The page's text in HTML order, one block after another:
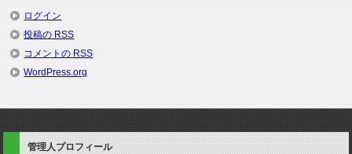
ログイン
投稿の RSS
コメントの RSS
WordPress.org
管理人プロフィール